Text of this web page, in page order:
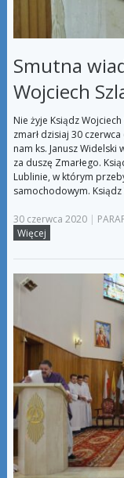
Smutna
Wojciech
Nie żyje Ksiądz
zmarł dzisiaj 30
nam ks. Janusz
za duszę Zmarłego.
Lublinie, w którym
samochodowym.
30 czerwca 2020|
Więcej